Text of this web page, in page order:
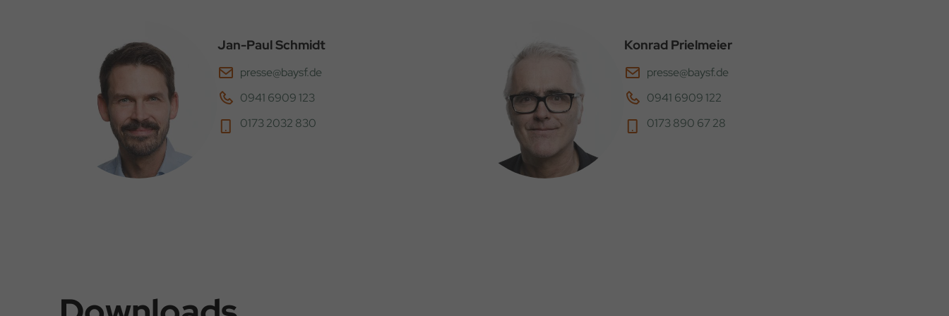
Jan-Paul Schmidt
presse@baysf.de
0941 6909 123
0173 2032 830
Konrad Prielmeier
presse@baysf.de
0941 6909 122
0173 890 67 28